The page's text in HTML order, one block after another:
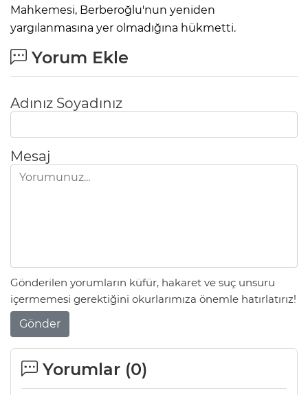
Mahkemesi, Berberoğlu'nun yeniden
yargılanmasına yer olmadığına hükmetti.
Yorum Ekle
Adınız Soyadınız
Mesaj
Gönderilen yorumların küfür, hakaret ve suç unsuru
içermemesi gerektiğini okurlarımıza önemle hatırlatırız!
Gönder
Yorumlar (0)